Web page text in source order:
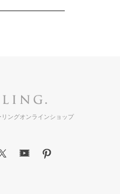
ングオンラインショップ